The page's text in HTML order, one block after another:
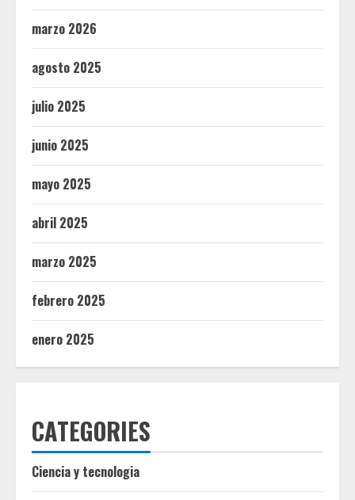
marzo 2026
agosto 2025
julio 2025
junio 2025
mayo 2025
abril 2025
marzo 2025
febrero 2025
enero 2025
CATEGORIES
Ciencia y tecnologia